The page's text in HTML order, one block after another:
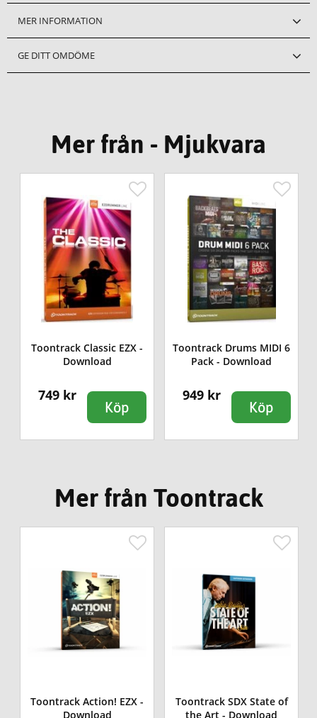
MER INFORMATION
GE DITT OMDÖME
Mer från - Mjukvara
Toontrack Classic EZX -
Download
749 kr
Köp
Toontrack Drums MIDI 6
Pack - Download
949 kr
Köp
Mer från Toontrack
Toontrack Action! EZX -
Download
Toontrack SDX State of
the Art - Download